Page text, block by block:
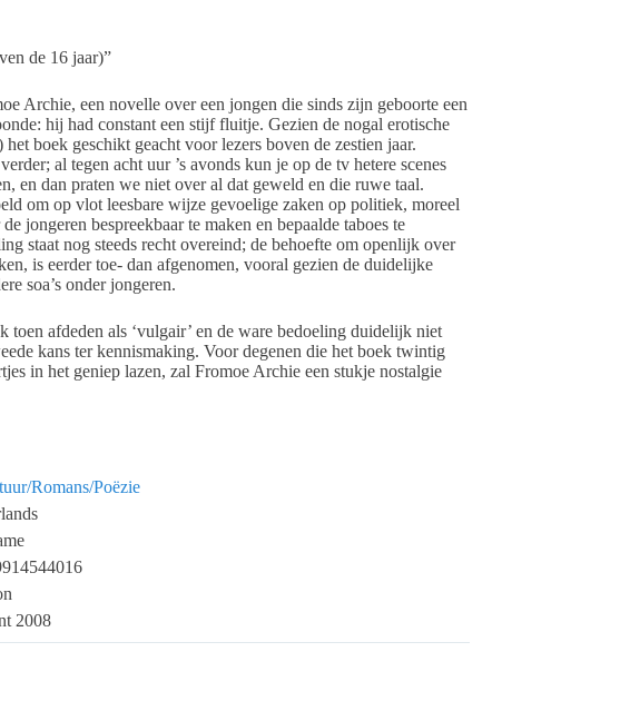
de 16 jaar)”
Archie, een novelle over een jongen die sinds zijn geboorte een
hij had constant een stijf fluitje. Gezien de nogal erotische
boek geschikt geacht voor lezers boven de zestien jaar.
al tegen acht uur ’s avonds kun je op de tv hetere scenes
en dan praten we niet over al dat geweld en die ruwe taal.
om op vlot leesbare wijze gevoelige zaken op politiek, moreel
jongeren bespreekbaar te maken en bepaalde taboes te
staat nog steeds recht overeind; de behoefte om openlijk over
is eerder toe- dan afgenomen, vooral gezien de duidelijke
soa’s onder jongeren.
toen afdeden als ‘vulgair’ en de ware bedoeling duidelijk niet
kans ter kennismaking. Voor degenen die het boek twintig
in het geniep lazen, zal Fromoe Archie een stukje nostalgie
Romans/Poëzie
2008